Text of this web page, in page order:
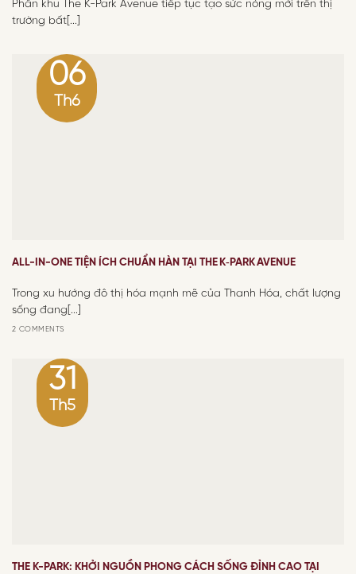
Phân khu The K-Park Avenue tiếp tục tạo sức nóng mới trên thị
trường bất[...]
ALL-IN-ONE TIỆN ÍCH CHUẨN HÀN TẠI THE K‑PARK AVENUE
Trong xu hướng đô thị hóa mạnh mẽ của Thanh Hóa, chất lượng
sống đang[...]
2 COMMENTS
06
Th6
THE K-PARK: KHỞI NGUỒN PHONG CÁCH SỐNG ĐỈNH CAO TẠI
31
Th5